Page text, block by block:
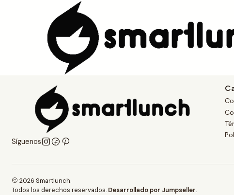
¿Por qué ser comisionado de SmartLunch?
¿Por qué
Síguenos
2026 Smartlunch.
Todos los derechos reservados. Desarrollado por Jumpseller.